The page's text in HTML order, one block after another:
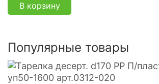
В корзину
Популярные товары